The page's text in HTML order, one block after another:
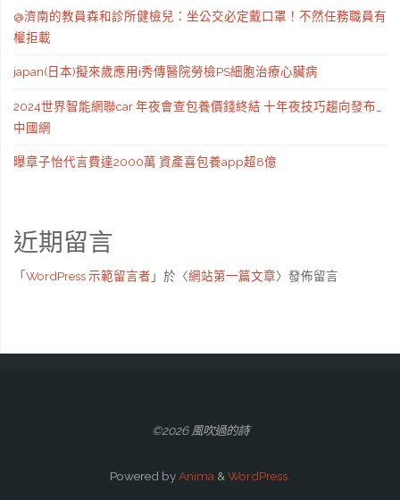
@濟南的教員森和診所健檢兒：坐公交必定戴口罩！不然任務職員有
權拒載
japan(日本)擬來歲應用i秀傳醫院勞檢PS細胞治療心臟病
2024世界智能網聯car 年夜會查包養價錢終結 十年夜技巧趨向發布_
中國網
曝章子怡代言費達2000萬 資產喜包養app超8億
近期留言
「 WordPress 示範留言者 」於〈網站第一篇文章〉發佈留言
©2026 風吹過的詩
Powered byAnima & WordPress.